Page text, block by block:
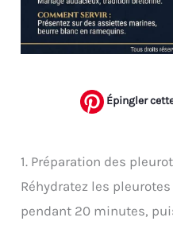
Épingler
1. Préparation des
Réhydratez les
pendant 20 minutes,